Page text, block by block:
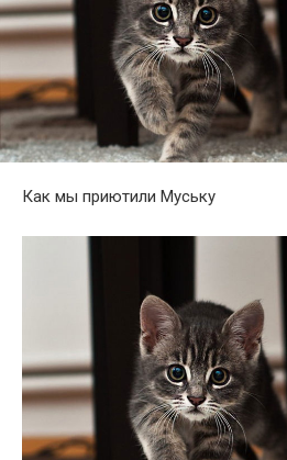
Как мы приютили Муську